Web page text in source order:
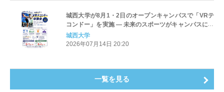
城西大学が8月1・2日のオープンキャンパスで「VRテ
コンドー」を実施 ― 未来のスポーツがキャンパスに登
場
城西大学
2026年07月14日 20:20
一覧を見る